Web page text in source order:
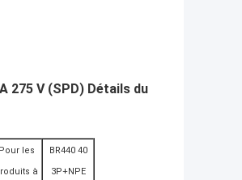
275 V (SPD) Détails du
Pour les
à
BR440 40
3P+NPE